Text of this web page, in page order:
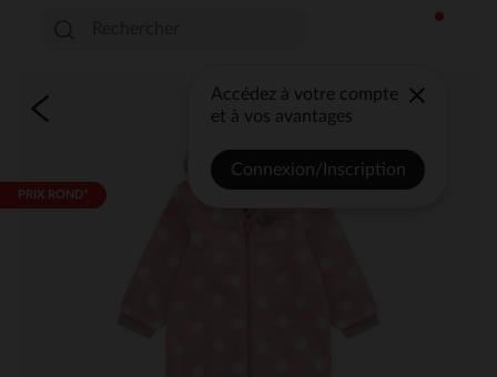
Accédez à votre compte
et à vos avantages
Connexion/Inscription
PRIX ROND*